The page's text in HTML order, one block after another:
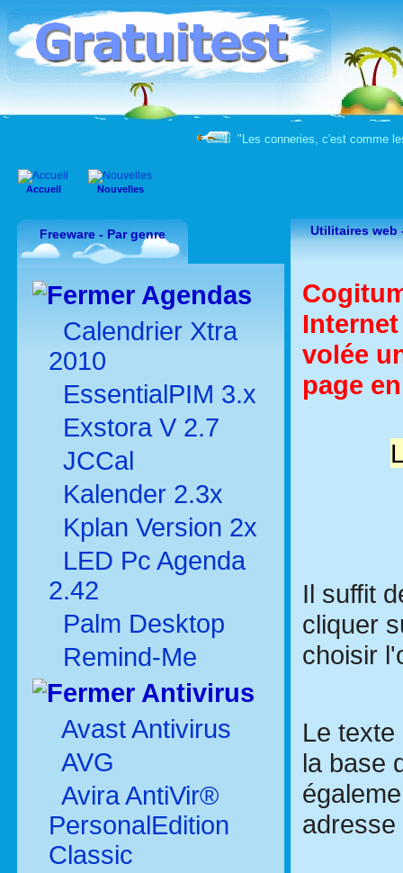
"Les conneries, c'est comme
Accueil Nouvelles
Freeware - Par genre
Agendas
Calendrier Xtra
2010
EssentialPIM 3.x
Exstora V 2.7
JCCal
Kalender 2.3x
Kplan Version 2x
LED Pc Agenda
2.42
Palm Desktop
Remind-Me
Antivirus
Avast Antivirus
AVG
Avira AntiVir®
PersonalEdition
Classic
Utilitaires web
volée
page
Il suffit
cliquer
choisir
Le
la base
adresse